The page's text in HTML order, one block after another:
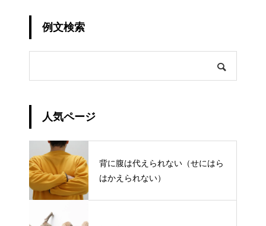
例文検索
人気ページ
背に腹は代えられない（せにはら
はかえられない）